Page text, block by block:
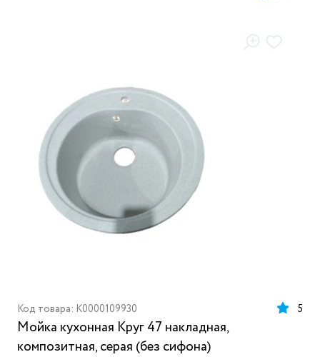
Код товара: K0000109930 5
Мойка кухонная Круг 47 накладная,
композитная, серая (без сифона)